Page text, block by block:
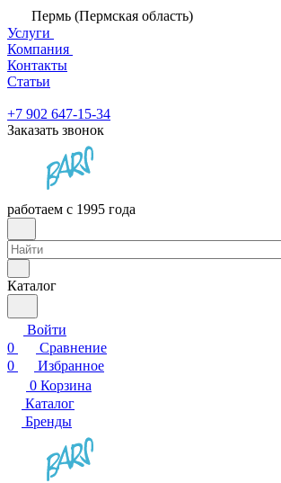
Пермь (Пермская область)
Услуги
Компания
Контакты
Статьи
+7 902 647-15-34
Заказать звонок
работаем с 1995 года
Каталог
Войти
0
Сравнение
0
Избранное
0 Корзина
Каталог
Бренды